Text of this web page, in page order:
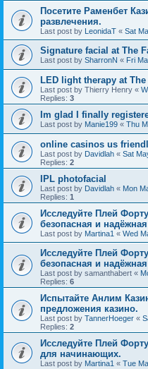
Посетите Раменбет
развлечения.
Last post by LeonidaT « Sat
Signature facial at The
Last post by SharronN « Fri
LED light therapy at
Last post by Thierry Henry «
Replies: 3
Im glad I finally
Last post by Manie199 « Thu
online casinos us
Last post by Davidlah « Sat
Replies: 2
IPL photofacial
Last post by Davidlah « Mon
Replies: 1
Исследуйте Плей
безопасная и надёжная
Last post by Martina1 « Wed
Исследуйте Плей
безопасная и надёжная
Last post by samanthabert «
Replies: 6
Испытайте Анлим
предложения казино.
Last post by TannerHoeger «
Replies: 2
Исследуйте Плей
для начинающих.
Last post by Martina1 « Tue